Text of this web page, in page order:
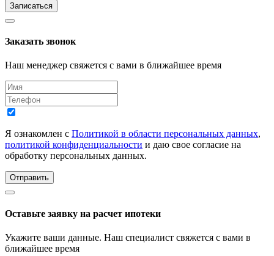
Записаться
Заказать звонок
Наш менеджер свяжется с вами в ближайшее время
Я ознакомлен с Политикой в области персональных данных,
политикой конфиденциальности и даю свое согласие на
обработку персональных данных.
Отправить
Оставьте заявку на расчет ипотеки
Укажите ваши данные. Наш специалист свяжется с вами в
ближайшее время